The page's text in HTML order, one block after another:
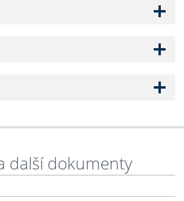
další dokumenty